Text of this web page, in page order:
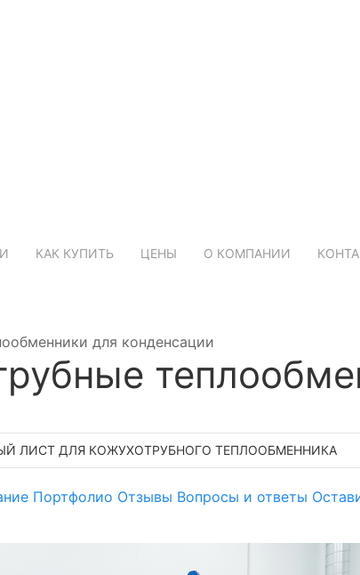
КАК КУПИТЬ ЦЕНЫ О КОМПАНИИ
для конденсации
ЛИСТ ДЛЯ КОЖУХОТРУБНОГО ТЕПЛООБМЕННИКА
Портфолио Отзывы Вопросы и ответы